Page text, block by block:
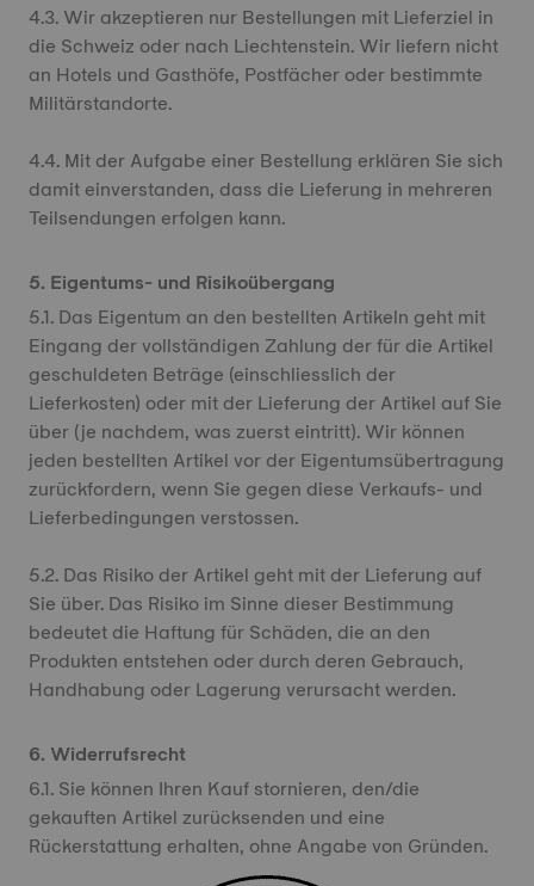
4.3. Wir akzeptieren nur Bestellungen mit Lieferziel in
die Schweiz oder nach Liechtenstein. Wir liefern nicht
an Hotels und Gasthöfe, Postfächer oder bestimmte
Militärstandorte.
4.4. Mit der Aufgabe einer Bestellung erklären Sie sich
damit einverstanden, dass die Lieferung in mehreren
Teilsendungen erfolgen kann.
5. Eigentums- und Risikoübergang
5.1. Das Eigentum an den bestellten Artikeln geht mit
Eingang der vollständigen Zahlung der für die Artikel
geschuldeten Beträge (einschliesslich der
Lieferkosten) oder mit der Lieferung der Artikel auf Sie
über (je nachdem, was zuerst eintritt). Wir können
jeden bestellten Artikel vor der Eigentumsübertragung
zurückfordern, wenn Sie gegen diese Verkaufs- und
Lieferbedingungen verstossen.
5.2. Das Risiko der Artikel geht mit der Lieferung auf
Sie über. Das Risiko im Sinne dieser Bestimmung
bedeutet die Haftung für Schäden, die an den
Produkten entstehen oder durch deren Gebrauch,
Handhabung oder Lagerung verursacht werden.
6. Widerrufsrecht
6.1. Sie können Ihren Kauf stornieren, den/die
gekauften Artikel zurücksenden und eine
Rückerstattung erhalten, ohne Angabe von Gründen.